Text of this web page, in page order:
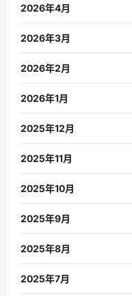
2026年4月
2026年3月
2026年2月
2026年1月
2025年12月
2025年11月
2025年10月
2025年9月
2025年8月
2025年7月